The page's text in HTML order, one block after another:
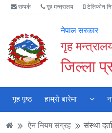
Accessibility
Mode
गर्नुहोस्
मुख्य
सामाग्री
मुख्य
नेभिगेसन
वेबसाइट
खोजमा
सम्पर्क गृह मन्त्रालय टेलिफोन
नेपाल सरकार
गृह
जिल्ला
गृह पृष्ठ हाम्राे बारेमा
ऐन नियम संग्रह संस्था